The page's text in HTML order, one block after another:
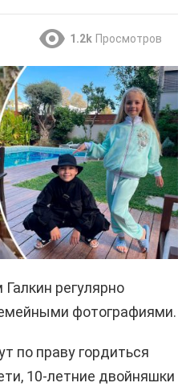
1.2k Просмотров
регулярно
фотографиями.
по праву гордиться
10-летние двойняшки